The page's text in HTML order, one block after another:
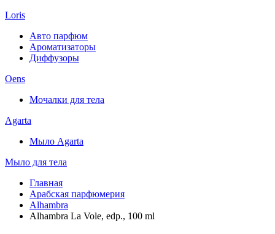
Loris
Авто парфюм
Ароматизаторы
Диффузоры
Oens
Мочалки для тела
Agarta
Мыло Agarta
Мыло для тела
Главная
Арабская парфюмерия
Alhambra
Alhambra La Vole, edp., 100 ml